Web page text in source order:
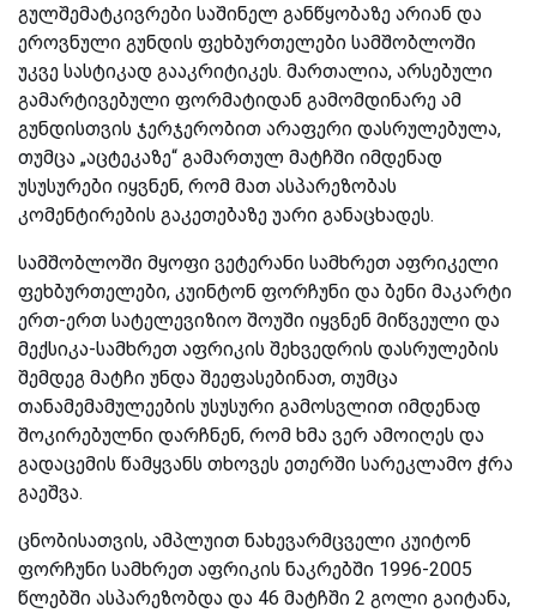
გულშემატკივრები საშინელ განწყობაზე არიან და
ეროვნული გუნდის ფეხბურთელები სამშობლოში
უკვე სასტიკად გააკრიტიკეს. მართალია, არსებული
გამარტივებული ფორმატიდან გამომდინარე ამ
გუნდისთვის ჯერჯერობით არაფერი დასრულებულა,
თუმცა „აცტეკაზე“ გამართულ მატჩში იმდენად
უსუსურები იყვნენ, რომ მათ ასპარეზობას
კომენტირების გაკეთებაზე უარი განაცხადეს.
სამშობლოში მყოფი ვეტერანი სამხრეთ აფრიკელი
ფეხბურთელები, კუინტონ ფორჩუნი და ბენი მაკარტი
ერთ-ერთ სატელევიზიო შოუში იყვნენ მიწვეული და
მექსიკა-სამხრეთ აფრიკის შეხვედრის დასრულების
შემდეგ მატჩი უნდა შეეფასებინათ, თუმცა
თანამემამულეების უსუსური გამოსვლით იმდენად
შოკირებულნი დარჩნენ, რომ ხმა ვერ ამოიღეს და
გადაცემის წამყვანს თხოვეს ეთერში სარეკლამო ჭრა
გაეშვა.
ცნობისათვის, ამპლუით ნახევარმცველი კუიტონ
ფორჩუნი სამხრეთ აფრიკის ნაკრებში 1996-2005
წლებში ასპარეზობდა და 46 მატჩში 2 გოლი გაიტანა,